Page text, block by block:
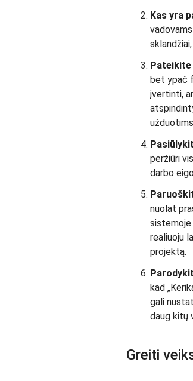
Kas yra
Pateikite
bet ypač
įvertinti,
peržiūri
darbo
nuolat
sistemoje
realiuoju
projektą.
kad
gali
daug kitų
Greiti